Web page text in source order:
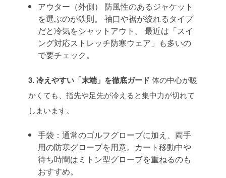
アウター（外側）
防風性のあるジャケット
を選ぶのが鉄則。
袖口や裾が絞れるタイプ
だと冷気をシャットアウト。
最近は「スイ
ング対応ストレッチ防寒ウェア」も多いの
で要チェック。
3. 冷えやすい「末端」を徹底ガード 体の中心が暖
かくても、指先や足先が冷えると集中力が切れて
しまいます。
手袋：通常のゴルフグローブに加え、両手
用の防寒グローブを用意。カート移動中や
待ち時間はミトン型グローブを重ねるのも
おすすめ。